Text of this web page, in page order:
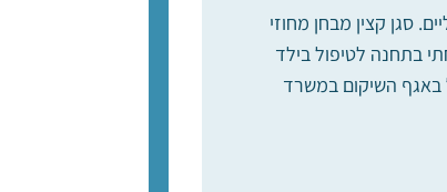
סגן קצין מבחן מחוזי
משפחתי בחיפה 1979-1985, מטפל משפחתי בתחנה לטיפול בילד
צ.ה.ל באגף השיקום במשרד